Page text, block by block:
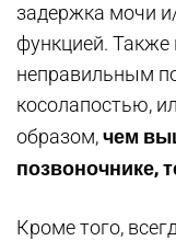
задержка мочи
функцией.
неправильным
косолапостью,
образом,чем
позвоночнике,
Кроме того,